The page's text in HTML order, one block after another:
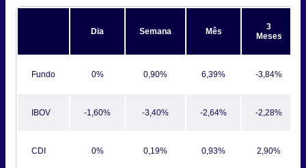
Dia Semana Mês
3
Meses
Fundo 0% 0,90% 6,39% -3,84%
IBOV -1,60% -3,40% -2,64% -2,28%
CDI 0% 0,19% 0,93% 2,90%